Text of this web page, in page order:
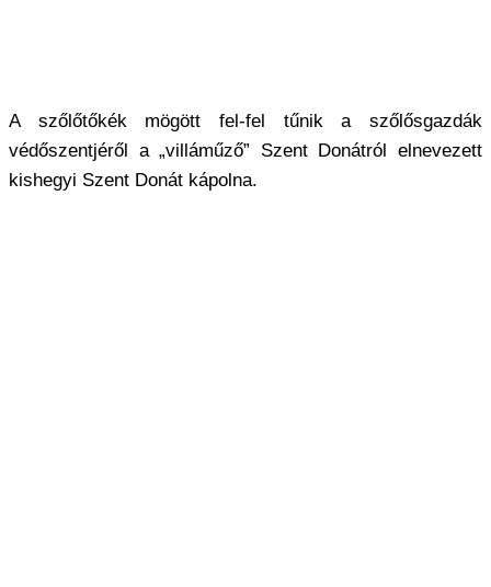
A szőlőtőkék mögött fel-fel tűnik a szőlősgazdák
védőszentjéről a „villáműző” Szent Donátról elnevezett
kishegyi Szent Donát kápolna.